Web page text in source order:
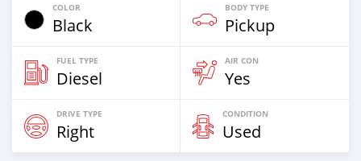
COLOR
Black
BODY TYPE
Pickup
FUEL TYPE
Diesel
AIR CON
Yes
DRIVE TYPE
Right
CONDITION
Used